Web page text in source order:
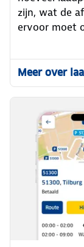
zijn, wat de
ervoor moet
Meer over